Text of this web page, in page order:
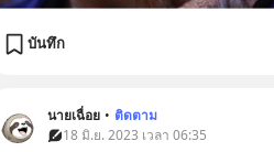
บันทึก
นายเฉื่อย • ติดตาม
18 มิ.ย. 2023 เวลา 06:35